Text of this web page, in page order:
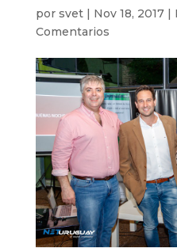
por svet| Nov 18, 2017|
Comentarios